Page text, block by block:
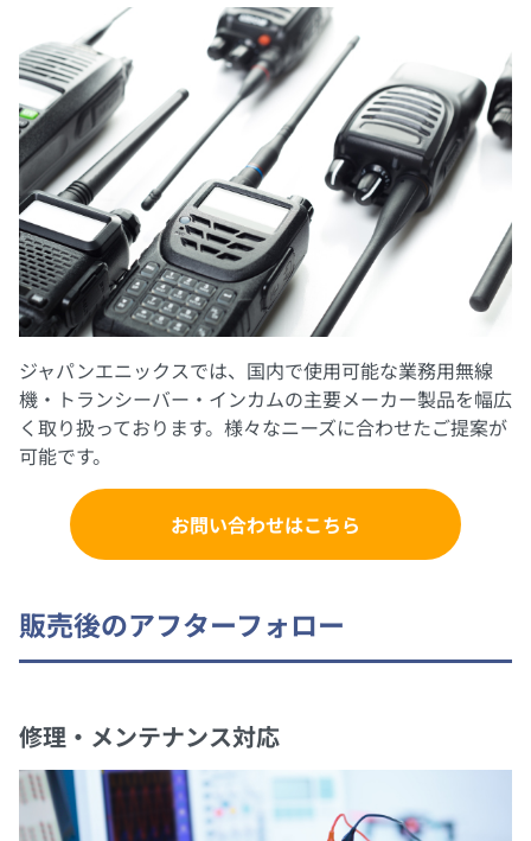
ジャパンエニックスでは、国内で使用可能な業務用無線
機・トランシーバー・インカムの主要メーカー製品を幅広
く取り扱っております。様々なニーズに合わせたご提案が
可能です。
お問い合わせはこちら
販売後のアフターフォロー
修理・メンテナンス対応